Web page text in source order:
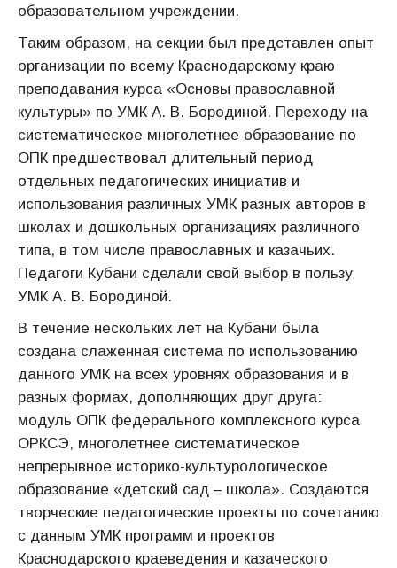
образовательном учреждении.
Таким образом, на секции был представлен опыт
организации по всему Краснодарскому краю
преподавания курса «Основы православной
культуры» по УМК А. В. Бородиной. Переходу на
систематическое многолетнее образование по
ОПК предшествовал длительный период
отдельных педагогических инициатив и
использования различных УМК разных авторов в
школах и дошкольных организациях различного
типа, в том числе православных и казачьих.
Педагоги Кубани сделали свой выбор в пользу
УМК А. В. Бородиной.
В течение нескольких лет на Кубани была
создана слаженная система по использованию
данного УМК на всех уровнях образования и в
разных формах, дополняющих друг друга:
модуль ОПК федерального комплексного курса
ОРКСЭ, многолетнее систематическое
непрерывное историко-культурологическое
образование «детский сад – школа». Создаются
творческие педагогические проекты по сочетанию
с данным УМК программ и проектов
Краснодарского краеведения и казаческого